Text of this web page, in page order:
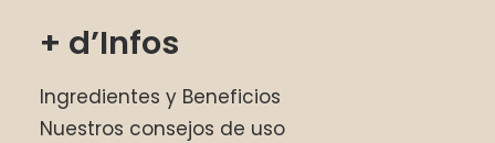
+ d’Infos
Ingredientes y Beneficios
Nuestros consejos de uso